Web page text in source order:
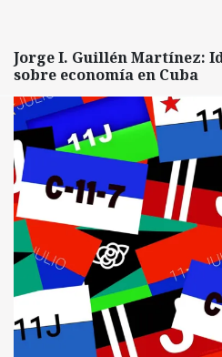
Jorge I. Guillén Martínez:
sobre economía en Cuba